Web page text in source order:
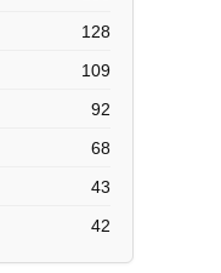
128
109
92
68
43
42